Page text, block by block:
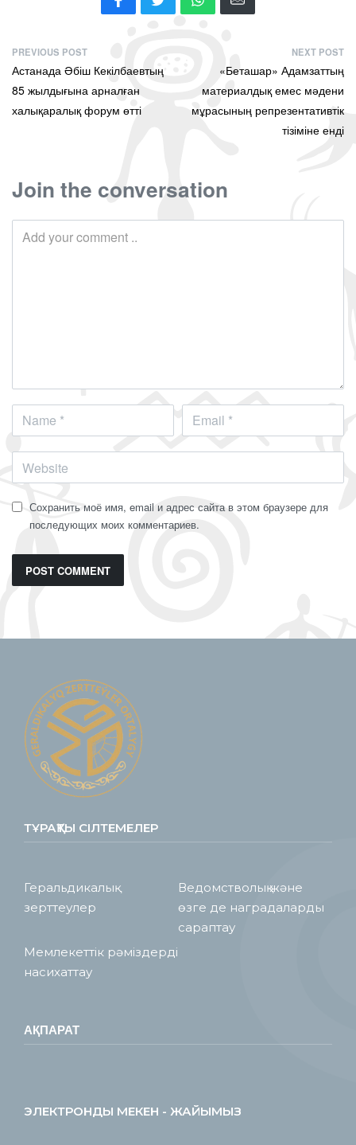
PREVIOUS POST
Астанада Әбіш Кекілбаевтың
85 жылдығына арналған
халықаралық форум өтті
NEXT POST
«Беташар» Адамзаттың
материалдық емес мәдени
мұрасының репрезентативтік
тізіміне енді
Join the conversation
Сохранить моё имя, email и адрес сайта в этом браузере для
последующих моих комментариев.
ТҰРАҚТЫ СІЛТЕМЕЛЕР
Геральдикалық
зерттеулер
Ведомстволық және
өзге де наградаларды
сараптау
Мемлекеттік рәміздерді
насихаттау
АҚПАРАТ
ЭЛЕКТРОНДЫ МЕКЕН - ЖАЙЫМЫЗ